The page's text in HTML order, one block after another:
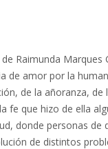
Raimunda
de amor por la
de la añoranza, de
fe que hizo de ella
donde personas de
de distintos